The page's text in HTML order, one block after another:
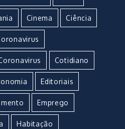
Cinema Ciência
Cotidiano
Editoriais
Emprego
Habitação